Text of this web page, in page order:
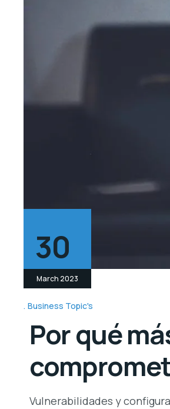
30
March 2023
Business Topic's
Por qué
Vulnerabilidades y